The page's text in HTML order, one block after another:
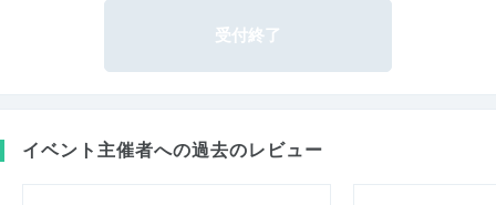
受付終了
イベント主催者への過去のレビュー